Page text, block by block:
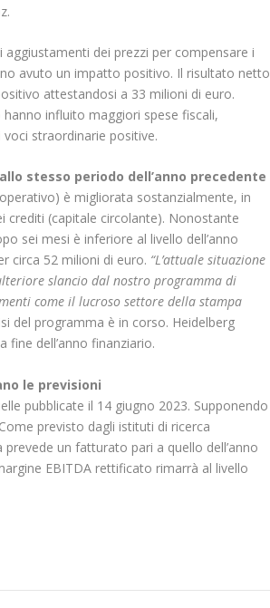
dei prezzi per compensare i
avuto un impatto positivo. Il risultato netto
attestandosi a 33 milioni di euro.
influito maggiori spese fiscali,
voci straordinarie positive.
stesso periodo dell’anno precedente
è migliorata sostanzialmente, in
crediti (capitale circolante). Nonostante
sei mesi è inferiore al livello dell’anno
circa 52 milioni di euro. “L’attuale situazione
slancio dal nostro programma di
come il lucroso settore della stampa
del programma è in corso. Heidelberg
dell’anno finanziario.
le previsioni
pubblicate il 14 giugno 2023. Supponendo
previsto dagli istituti di ricerca
prevede un fatturato pari a quello dell’anno
EBITDA rettificato rimarrà al livello